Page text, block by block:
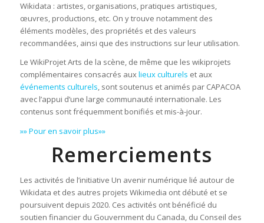
Wikidata : artistes, organisations, pratiques artistiques,
œuvres, productions, etc. On y trouve notamment des
éléments modèles, des propriétés et des valeurs
recommandées, ainsi que des instructions sur leur utilisation.
Le WikiProjet Arts de la scène, de même que les wikiprojets
complémentaires consacrés auxlieux culturels et aux
événements culturels, sont soutenus et animés par CAPACOA
avec l’appui d’une large communauté internationale. Les
contenus sont fréquemment bonifiés et mis-à-jour.
»» Pour en savoir plus»»
Remerciements
Les activités de l’initiative Un avenir numérique lié autour de
Wikidata et des autres projets Wikimedia ont débuté et se
poursuivent depuis 2020. Ces activités ont bénéficié du
soutien financier du Gouvernment du Canada, du Conseil des